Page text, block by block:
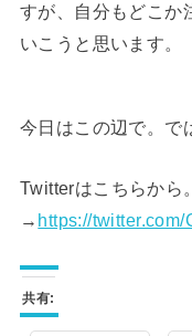
すが、自分もどこか
いこうと思います。
今日はこの辺で。で
Twitterはこちらから。
→ https://
共有: